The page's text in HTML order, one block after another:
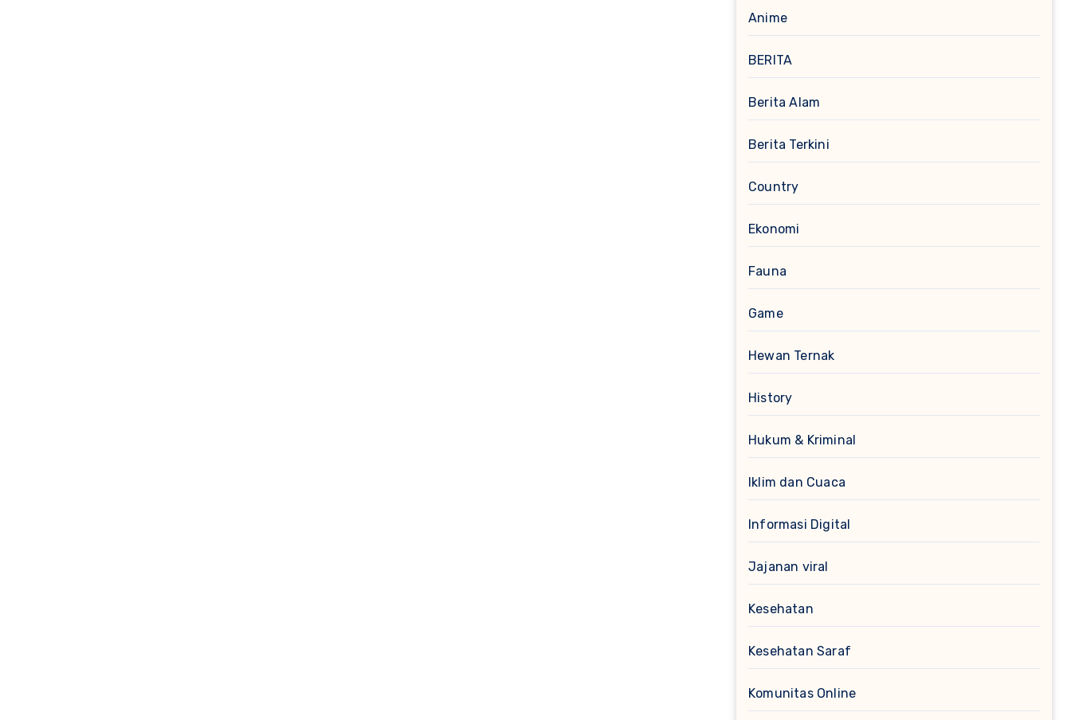
Anime
BERITA
Berita Alam
Berita Terkini
Country
Ekonomi
Fauna
Game
Hewan Ternak
History
Hukum & Kriminal
Iklim dan Cuaca
Informasi Digital
Jajanan viral
Kesehatan
Kesehatan Saraf
Komunitas Online